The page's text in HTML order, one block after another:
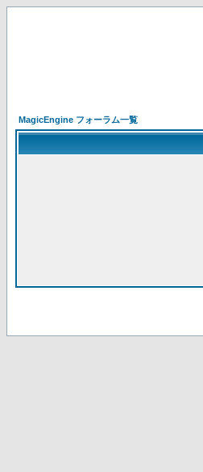
MagicEngine フォーラム一覧